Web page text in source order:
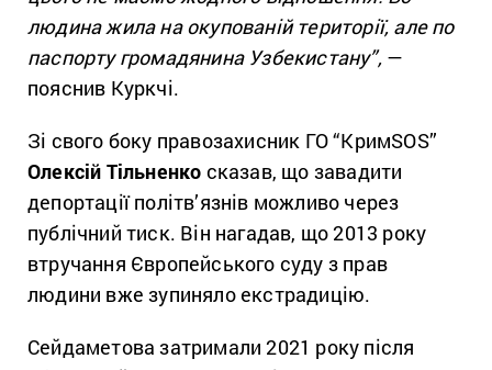
людина жила на окупованій території, але по
паспорту громадянина Узбекистану”,—
пояснив Куркчі.
Зі свого боку правозахисник ГО “КримSOS”
Олексій Тільненко сказав, що завадити
депортації політв’язнів можливо через
публічний тиск. Він нагадав, що 2013 року
втручання Європейського суду з прав
людини вже зупиняло екстрадицію.
Сейдаметова затримали 2021 року після